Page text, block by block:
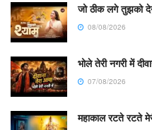
जो ठीक लगे तुझको
08/08/2026
भोले तेरी नगरी में
07/08/2026
महाकाल रटते रटते